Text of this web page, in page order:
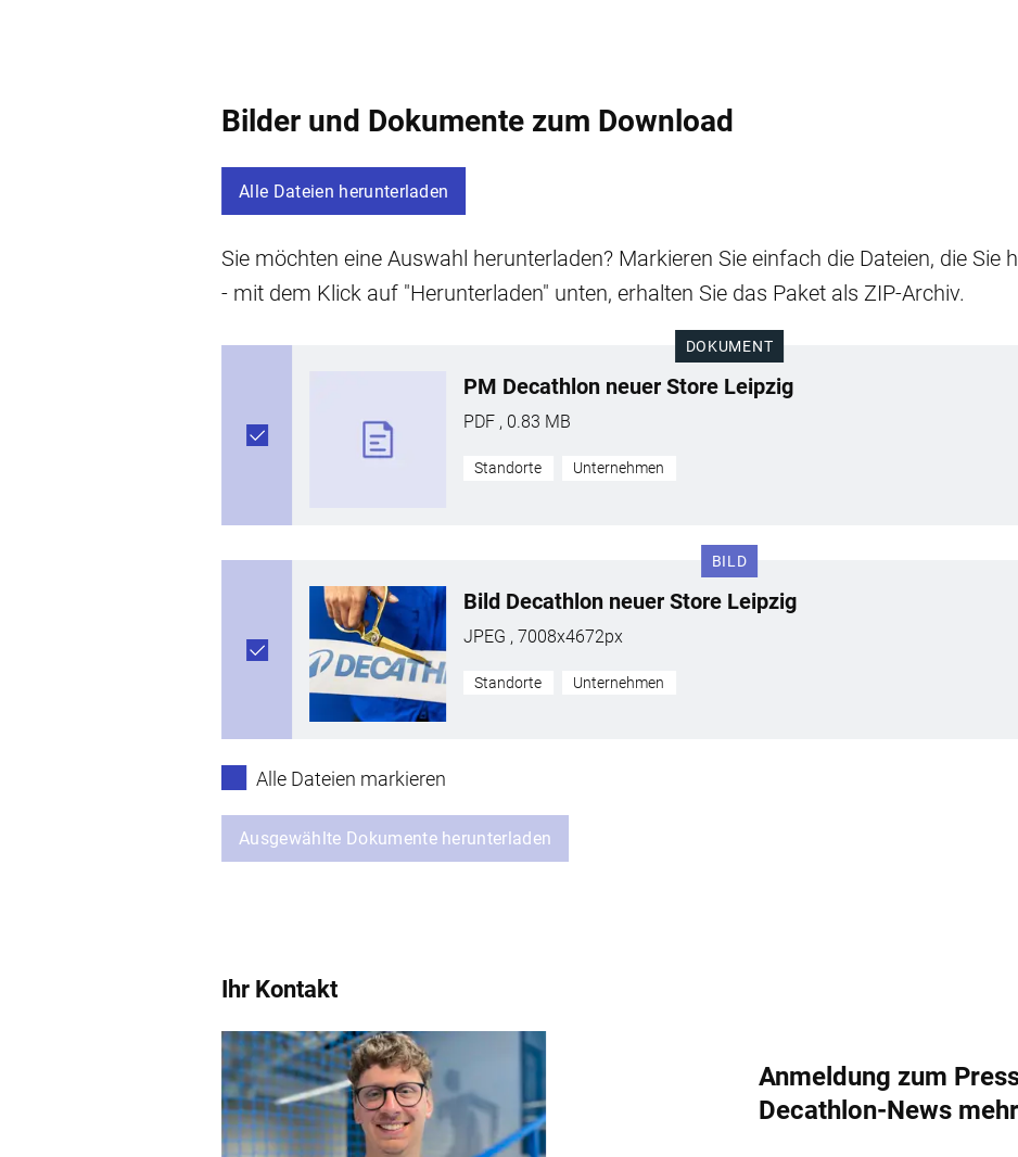
Bilder und Dokumente zum Download
Alle Dateien herunterladen
Sie möchten eine Auswahl herunterladen? Markieren Sie einfach die Dateien, die Sie
- mit dem Klick auf "Herunterladen" unten, erhalten Sie das Paket als ZIP-Archiv.
DOKUMENT
PM Decathlon neuer Store Leipzig
PDF , 0.83 MB
Standorte Unternehmen
BILD
Bild Decathlon neuer Store Leipzig
JPEG , 7008x4672px
Standorte Unternehmen
Alle Dateien markieren
Ausgewählte Dokumente herunterladen
Ihr Kontakt
Anmeldung zum
Decathlon-News